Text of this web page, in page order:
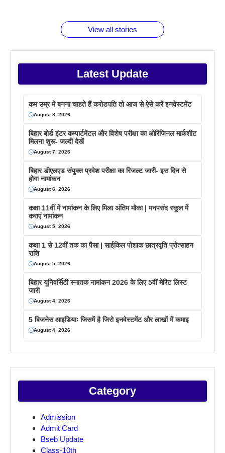
View all stories
Latest Update
कम उम्र में बनना चाहते हैं करोडपति तो आज से ऐसे करें इनवेस्टमेंट
August 8, 2026
बिहार बोर्ड इंटर कम्पार्टमेंटल और विशेष परीक्षा का ओरिजिनल मार्कशीट
मिलना शुरू- जल्दी देखें
August 7, 2026
बिहार डीएलएड संयुक्त प्रवेश परीक्षा का रिजल्ट जारी- इस दिन से
होगा नामांकन
August 6, 2026
कक्षा 11वीं में नामांकन के लिए मिला अंतिम मौका | मनपसंद स्कूल में
कराएं नामांकन
August 5, 2026
कक्षा 1 से 12वीं तक का पैसा | साईकिल पोशाक छात्रवृति प्रोत्साहन
राशि
August 5, 2026
बिहार यूनिवर्सिटी स्नातक नामांकन 2026 के लिए 5वीं मेरिट लिस्ट
जारी
August 4, 2026
5 बिजनेस आइडियाः जिसमें है जिरो इनवेस्टमेंट और लाखों में कमाइ
August 4, 2026
Category
Admission
Admit Card
Bseb Update
Class-10th